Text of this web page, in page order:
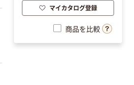
マイカタログ登録
商品を比較